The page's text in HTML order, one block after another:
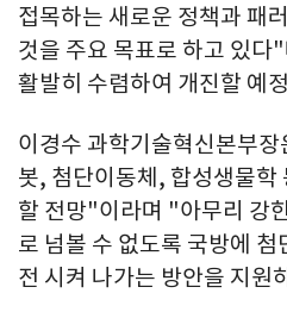
접목하는 새로운 정책과 패
것을 주요 목표로 하고 있
활발히 수렴하여 개진할 예
이경수 과학기술혁신본부
봇, 첨단이동체, 합성생물학
할 전망"이라며 "아무리 강
로 넘볼 수 없도록 국방에
전 시켜 나가는 방안을 지원